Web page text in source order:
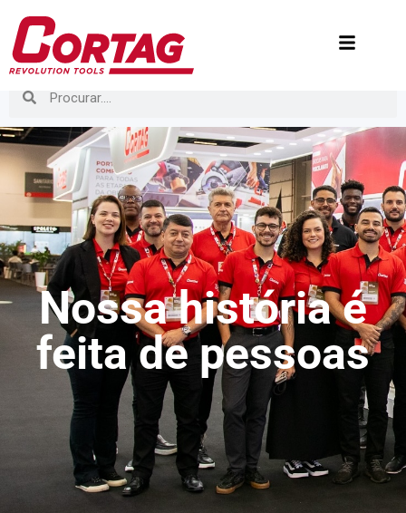
Nossa história é
feita de pessoas